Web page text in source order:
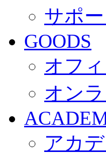
サポ
GOODS
オフ
オン
アカ